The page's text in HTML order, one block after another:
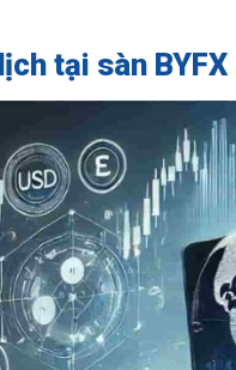
tại sàn BYFX